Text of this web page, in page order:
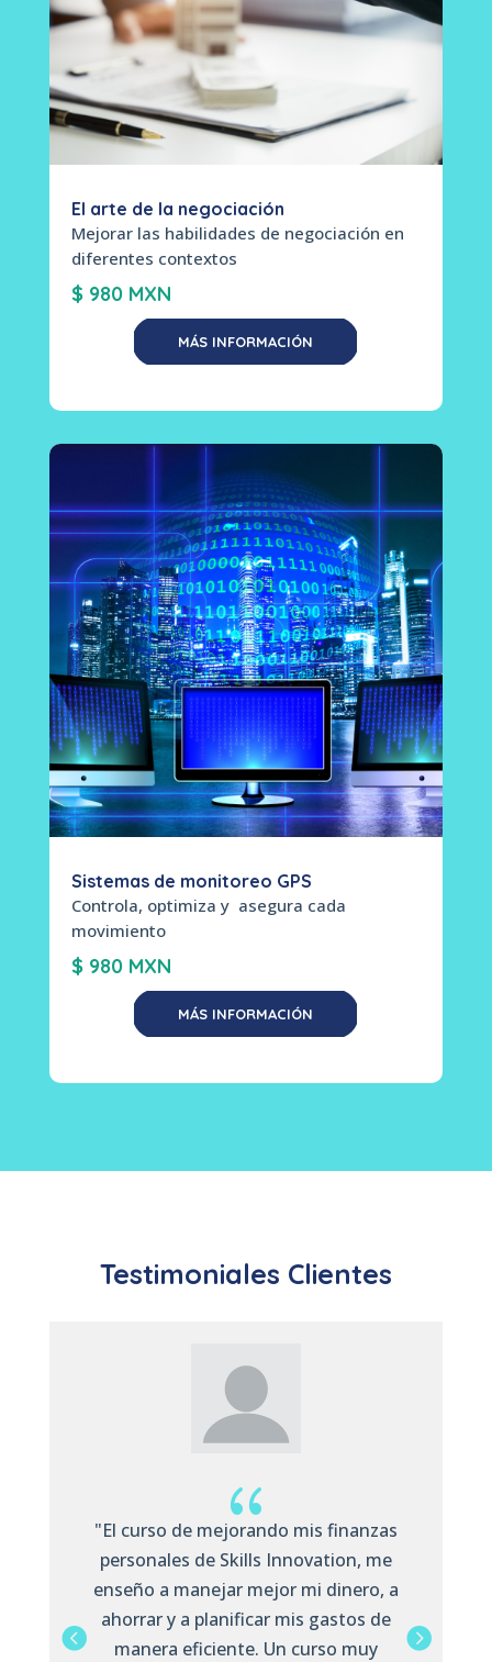
El arte de la negociación
Mejorar las habilidades de negociación en
diferentes contextos
$ 980 MXN
MÁS INFORMACIÓN
Sistemas de monitoreo GPS
Controla, optimiza y asegura cada
movimiento
$ 980 MXN
MÁS INFORMACIÓN
Testimoniales Clientes
"Contratar la membresia de Skills
Innovation fue una excelente inversión
para nuestra empresa. Mis colaboradores
no solo mejoraron sus habilidades, sino
que también nos entregan constancias